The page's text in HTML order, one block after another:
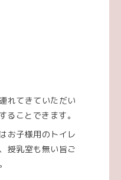
れてきていただい
ることできます。
お子様用のトイレ
授乳室も無い旨ご